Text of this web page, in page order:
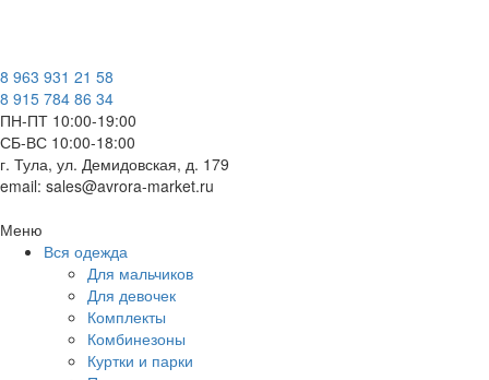
8 963 931 21 58
8 915 784 86 34
ПН-ПТ 10:00-19:00
СБ-ВС 10:00-18:00
г. Тула, ул. Демидовская, д. 179
email: sales@avrora-market.ru
Меню
Вся одежда
Для мальчиков
Для девочек
Комплекты
Комбинезоны
Куртки и парки